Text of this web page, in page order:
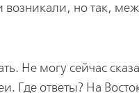
возникали, но так,
Не могу сейчас
Где ответы? На